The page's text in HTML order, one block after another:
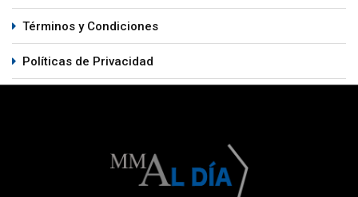
Términos y Condiciones
Políticas de Privacidad